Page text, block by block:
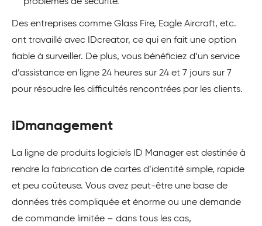
problèmes de sécurité.
Des entreprises comme Glass Fire, Eagle Aircraft, etc.
ont travaillé avec IDcreator, ce qui en fait une option
fiable à surveiller. De plus, vous bénéficiez d’un service
d’assistance en ligne 24 heures sur 24 et 7 jours sur 7
pour résoudre les difficultés rencontrées par les clients.
iDmanagement
La ligne de produits logiciels ID Manager est destinée à
rendre la fabrication de cartes d’identité simple, rapide
et peu coûteuse. Vous avez peut-être une base de
données très compliquée et énorme ou une demande
de commande limitée – dans tous les cas,